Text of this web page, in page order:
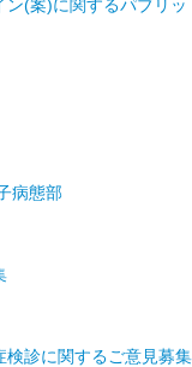
(案)に関するパブリッ
病態部
検診に関するご意見募集